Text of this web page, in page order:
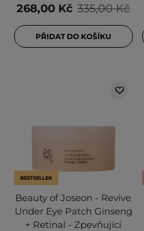
335,00 Kč
268,00 Kč
PŘIDAT DO KOŠÍKU
BESTSELLER
Beauty of Joseon - Revive
Under Eye Patch Ginseng
+ Retinal - Zpevňující